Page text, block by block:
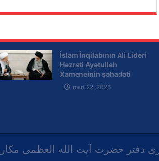
İslam İnqilabının Ali Lideri
Həzrəti Ayətullah
Xameneinin şəhadəti
münasibəti ilə Ayətullah-
uzma Məkarim Şirazinin
mart 22, 2026
دفتر حضرت آیت الله العظمی